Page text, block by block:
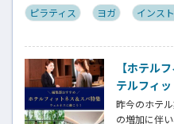
ピラティス ヨガ インス
【ホテル
テルフィ
一般的な
キャリア
昨今のホテ
の増加に伴